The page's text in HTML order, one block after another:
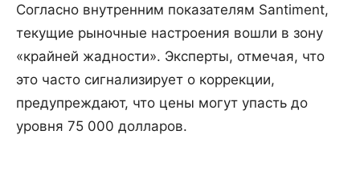
Согласно внутренним показателям Santiment,
текущие рыночные настроения вошли в зону
«крайней жадности». Эксперты, отмечая, что
это часто сигнализирует о коррекции,
предупреждают, что цены могут упасть до
уровня 75 000 долларов.